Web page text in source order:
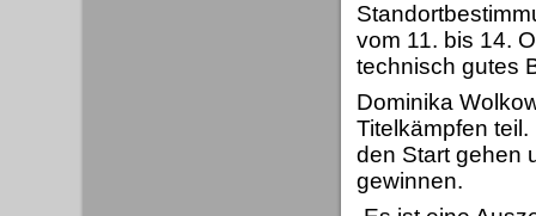
vom 11. bis 14.
technisch gutes
Dominika
Titelkämpfen
den Start gehen
gewinnen.